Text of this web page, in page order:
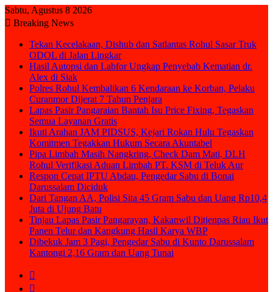
Sabtu, Agustus 8 2026
Breaking News
Tekan Kecelakaan, Dishub dan Satlantas Rohul Sasar Truk
ODOL di Jalan Lingkar
Hasil Autopsi dan Labfor Ungkap Penyebab Kematian dr.
Alex di Siak
Polres Rohul Kembalikan 6 Kendaraan ke Korban, Pelaku
Curanmor Dijerat 7 Tahun Penjara
Lapas Pasir Pangaraian Bantah Isu Price Fixing, Tegaskan
Semua Layanan Gratis
Ikuti Arahan JAM PIDSUS, Kejari Rokan Hulu Tegaskan
Komitmen Tegakkan Hukum Secara Akuntabel
Pipa Limbah Masih Nangkring, Check Dam Mati, DLH
Rohul Verifikasi Aduan Limbah PT. KSM di Teluk Aur
Respon Cepat IPTU Abdau, Pengedar Sabu di Bonai
Darussalam Diciduk
Dari Tangan AA, Polisi Sita 45 Gram Sabu dan Uang Rp10,4
Juta di Ujung Batu
Tinjau Lapas Pasir Pangarayan, Kakanwil Ditjenpas Riau Ikut
Panen Telur dan Kangkung Hasil Karya WBP
Dibekuk Jam 3 Pagi, Pengedar Sabu di Kunto Darussalam
Kantongi 2,16 Gram dan Uang Tunai